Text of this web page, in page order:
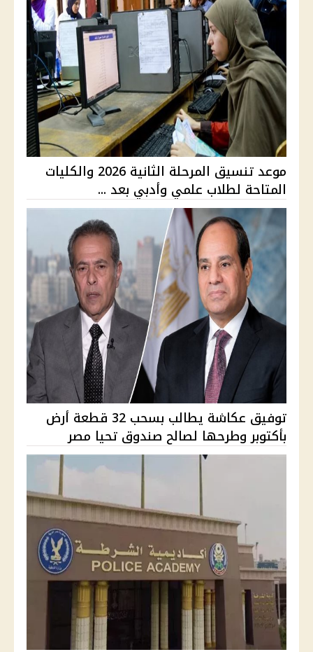
موعد تنسيق المرحلة الثانية 2026 والكليات
المتاحة لطلاب علمي وأدبي بعد ...
توفيق عكاشة يطالب بسحب 32 قطعة أرض
بأكتوبر وطرحها لصالح صندوق تحيا مصر